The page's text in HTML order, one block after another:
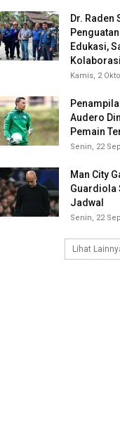
Dr. Raden
Edukasi,
Kamis, 2
Audero
Pemain
Senin, 22
Man City
Guardiola
Jadwal
Senin, 22
Lihat